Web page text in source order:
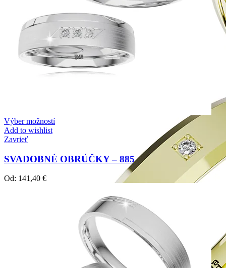
Výber možností
Add to wishlist
Zavrieť
SVADOBNÉ OBRÚČKY – 885
Od: 141,40 €